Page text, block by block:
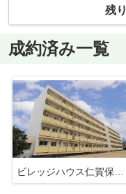
残り
成約済み一覧